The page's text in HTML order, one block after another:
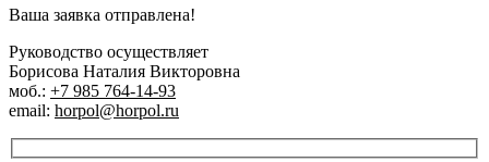
Ваша заявка отправлена!
Руководство осуществляет
Борисова Наталия Викторовна
моб.: +7 985 764-14-93
email: horpol@horpol.ru